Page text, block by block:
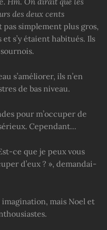
des deux cents
pas simplement plus gros,
s’y étaient habitués. Ils
s’améliorer, ils n’en
de bas niveau.
pour m’occuper de
Cependant…
ce que je peux vous
d’eux ? », demandai-
mais Noel et